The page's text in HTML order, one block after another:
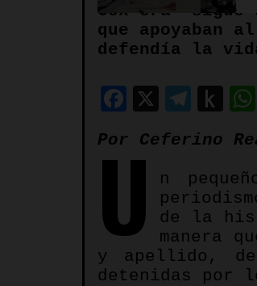
Cox era
que apoyaban
defendía la
Facebook
X
Por Ceferino
U
n
de la
manera
y apellido, de
detenidas por